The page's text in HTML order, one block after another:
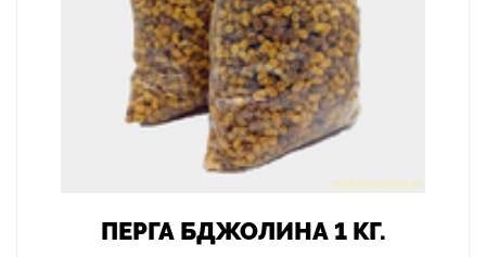
ПЕРГА БДЖОЛИНА 1 КГ.